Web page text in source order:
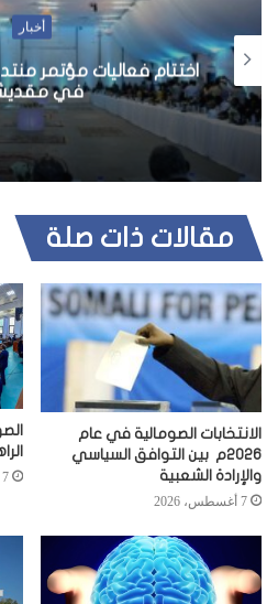
أخبار
اختتام فعاليات مؤتمر
في
مقالات ذات صلة
الانتخابات الصومالية في عام
2026م بين التوافق السياسي
والإرادة الشعبية
7 أغسطس، 2026
7 أغسطس، 2026